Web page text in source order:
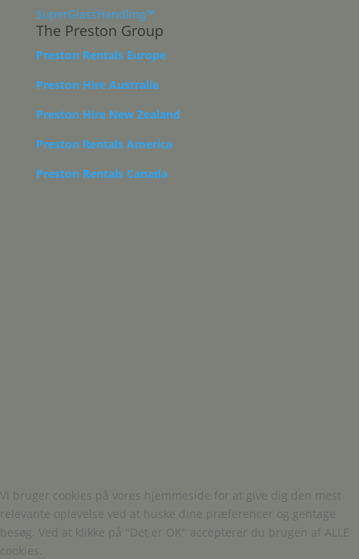
SuperGlassHandling™
The Preston Group
Preston Rentals Europe
Preston Hire Australia
Preston Hire New Zealand
Preston Rentals America
Preston Rentals Canada
Vi bruger cookies på vores hjemmeside for at give dig den mest
relevante oplevelse ved at huske dine præferencer og gentage
besøg. Ved at klikke på "Det er OK" accepterer du brugen af ALLE
cookies.